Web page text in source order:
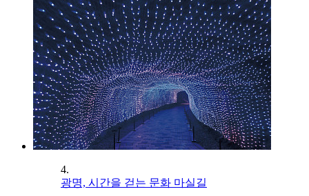
4.
광명, 시간을 걷는 문화 마실길